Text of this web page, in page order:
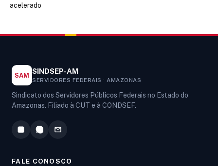
acelerado
SAM SINDSEP-AM
SERVIDORES FEDERAIS · AMAZONAS
Sindicato dos Servidores Públicos Federais no Estado do
Amazonas. Filiado à CUT e à CONDSEF.
FALE CONOSCO